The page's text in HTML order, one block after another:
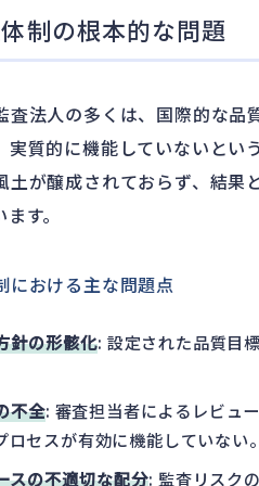
制の根本的な問題
査法人の多くは、国際的な品
実質的に機能していないとい
土が醸成されておらず、結果
す。
における主な問題点
針の形骸化: 設定された品質目
不全: 審査担当者によるレビュ
ロセスが有効に機能していない。
スの不適切な配分: 監査リスク